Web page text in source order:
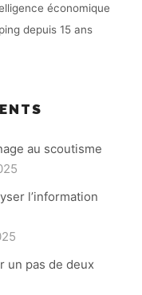
économique
depuis 15 ans
au scoutisme
l’information
un pas de deux